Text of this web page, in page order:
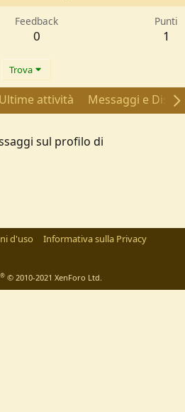
Feedback
0
Punti
1
Trova
Ultime attività Messaggi e
sul profilo di
d'uso
Informativa sulla Privacy
® © 2010-2021 XenForo Ltd.